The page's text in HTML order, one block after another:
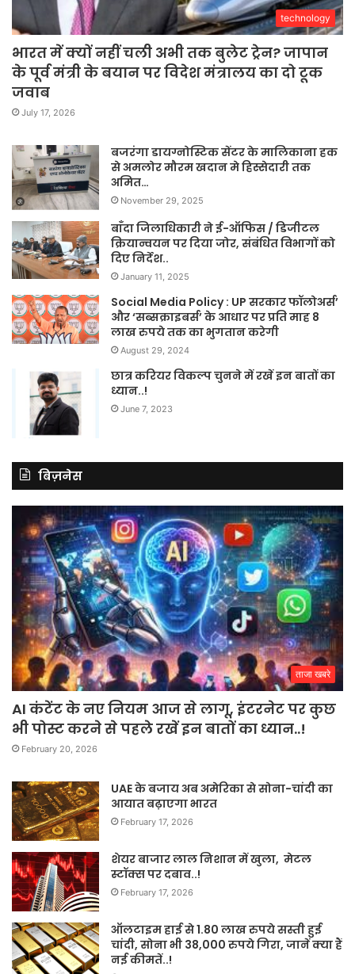
technology
भारत में क्यों नहीं चली अभी तक बुलेट ट्रेन? जापान
के पूर्व मंत्री के बयान पर विदेश मंत्रालय का दो टूक
जवाब
July 17, 2026
बजरंगा डायग्नोस्टिक सेंटर के मालिकाना हक
से अमलोर मौरम खदान मे हिस्सेदारी तक
अमित…
November 29, 2025
बाँदा जिलाधिकारी ने ई-ऑफिस / डिजीटल
क्रियान्वयन पर दिया जोर, संबंधित विभागों को
दिए निर्देश..
January 11, 2025
Social Media Policy : UP सरकार फॉलोअर्स’
और ‘सब्सक्राइबर्स’ के आधार पर प्रति माह 8
लाख रुपये तक का भुगतान करेगी
August 29, 2024
छात्र करियर विकल्प चुनने में रखें इन बातों का
ध्यान..!
June 7, 2023
बिज़नेस
ताजा खबरे
AI कंटेंट के नए नियम आज से लागू, इंटरनेट पर कुछ
भी पोस्ट करने से पहले रखें इन बातों का ध्यान..!
February 20, 2026
UAE के बजाय अब अमेरिका से सोना-चांदी का
आयात बढ़ाएगा भारत
February 17, 2026
शेयर बाजार लाल निशान में खुला, मेटल
स्टॉक्स पर दबाव..!
February 17, 2026
ऑलटाइम हाई से 1.80 लाख रुपये सस्ती हुई
चांदी, सोना भी 38,000 रुपये गिरा, जानें क्या हैं
नई कीमतें..!